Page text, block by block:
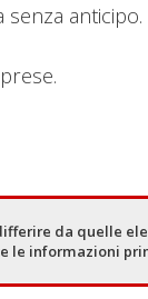
senza anticipo.
da quelle
le informazioni